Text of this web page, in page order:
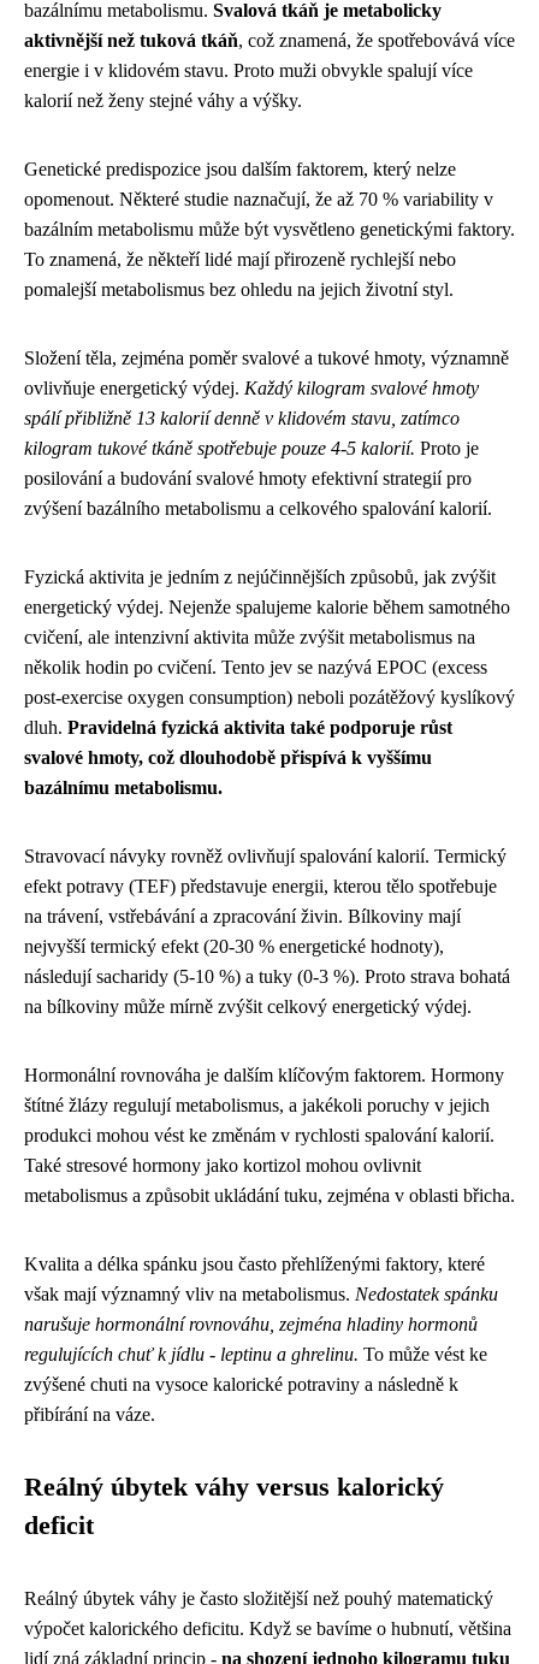
bazálnímu metabolismu. Svalová tkáň je metabolicky
aktivnější než tuková tkáň, což znamená, že spotřebovává více
energie i v klidovém stavu. Proto muži obvykle spalují více
kalorií než ženy stejné váhy a výšky.
Genetické predispozice jsou dalším faktorem, který nelze
opomenout. Některé studie naznačují, že až 70 % variability v
bazálním metabolismu může být vysvětleno genetickými faktory.
To znamená, že někteří lidé mají přirozeně rychlejší nebo
pomalejší metabolismus bez ohledu na jejich životní styl.
Složení těla, zejména poměr svalové a tukové hmoty, významně
ovlivňuje energetický výdej. Každý kilogram svalové hmoty
spálí přibližně 13 kalorií denně v klidovém stavu, zatímco
kilogram tukové tkáně spotřebuje pouze 4-5 kalorií. Proto je
posilování a budování svalové hmoty efektivní strategií pro
zvýšení bazálního metabolismu a celkového spalování kalorií.
Fyzická aktivita je jedním z nejúčinnějších způsobů, jak zvýšit
energetický výdej. Nejenže spalujeme kalorie během samotného
cvičení, ale intenzivní aktivita může zvýšit metabolismus na
několik hodin po cvičení. Tento jev se nazývá EPOC (excess
post-exercise oxygen consumption) neboli pozátěžový kyslíkový
dluh. Pravidelná fyzická aktivita také podporuje růst
svalové hmoty, což dlouhodobě přispívá k vyššímu
bazálnímu metabolismu.
Stravovací návyky rovněž ovlivňují spalování kalorií. Termický
efekt potravy (TEF) představuje energii, kterou tělo spotřebuje
na trávení, vstřebávání a zpracování živin. Bílkoviny mají
nejvyšší termický efekt (20-30 % energetické hodnoty),
následují sacharidy (5-10 %) a tuky (0-3 %). Proto strava bohatá
na bílkoviny může mírně zvýšit celkový energetický výdej.
Hormonální rovnováha je dalším klíčovým faktorem. Hormony
štítné žlázy regulují metabolismus, a jakékoli poruchy v jejich
produkci mohou vést ke změnám v rychlosti spalování kalorií.
Také stresové hormony jako kortizol mohou ovlivnit
metabolismus a způsobit ukládání tuku, zejména v oblasti břicha.
Kvalita a délka spánku jsou často přehlíženými faktory, které
však mají významný vliv na metabolismus. Nedostatek spánku
narušuje hormonální rovnováhu, zejména hladiny hormonů
regulujících chuť k jídlu - leptinu a ghrelinu. To může vést ke
zvýšené chuti na vysoce kalorické potraviny a následně k
přibírání na váze.
Reálný úbytek váhy versus kalorický
deficit
Reálný úbytek váhy je často složitější než pouhý matematický
výpočet kalorického deficitu. Když se bavíme o hubnutí, většina
lidí zná základní princip - na shození jednoho kilogramu tuku